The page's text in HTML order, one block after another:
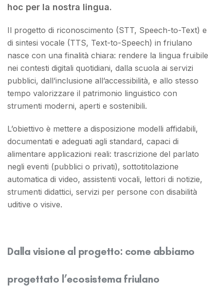
hoc per la nostra lingua.
Il progetto di riconoscimento (STT, Speech-to-Text) e
di sintesi vocale (TTS, Text-to-Speech) in friulano
nasce con una finalità chiara: rendere la lingua fruibile
nei contesti digitali quotidiani, dalla scuola ai servizi
pubblici, dall’inclusione all’accessibilità, e allo stesso
tempo valorizzare il patrimonio linguistico con
strumenti moderni, aperti e sostenibili.
L’obiettivo è mettere a disposizione modelli affidabili,
documentati e adeguati agli standard, capaci di
alimentare applicazioni reali: trascrizione del parlato
negli eventi (pubblici o privati), sottotitolazione
automatica di video, assistenti vocali, lettori di notizie,
strumenti didattici, servizi per persone con disabilità
uditive o visive.
Dalla visione al progetto: come abbiamo
progettato l’ecosistema friulano